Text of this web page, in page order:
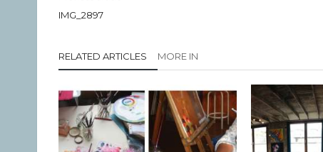
IMG_2897
RELATED ARTICLES MORE IN